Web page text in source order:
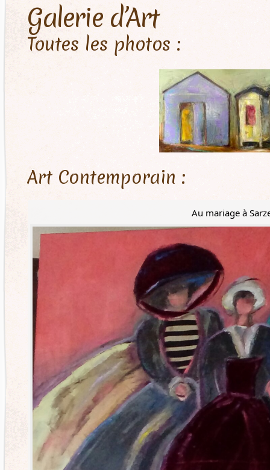
Galerie d’Art
Toutes les photos :
Art Contemporain :
Au mariage à